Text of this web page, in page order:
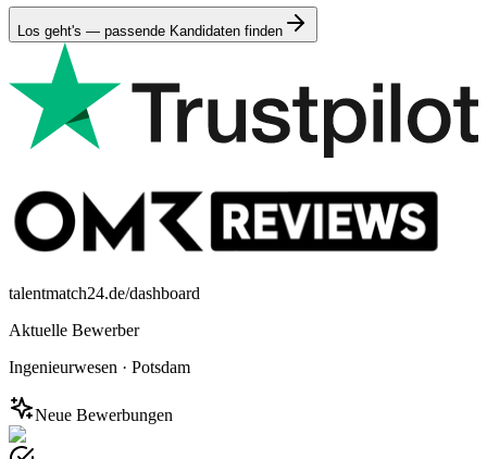
Los geht's — passende Kandidaten finden
talentmatch24.de/dashboard
Aktuelle Bewerber
Ingenieurwesen · Potsdam
Neue Bewerbungen